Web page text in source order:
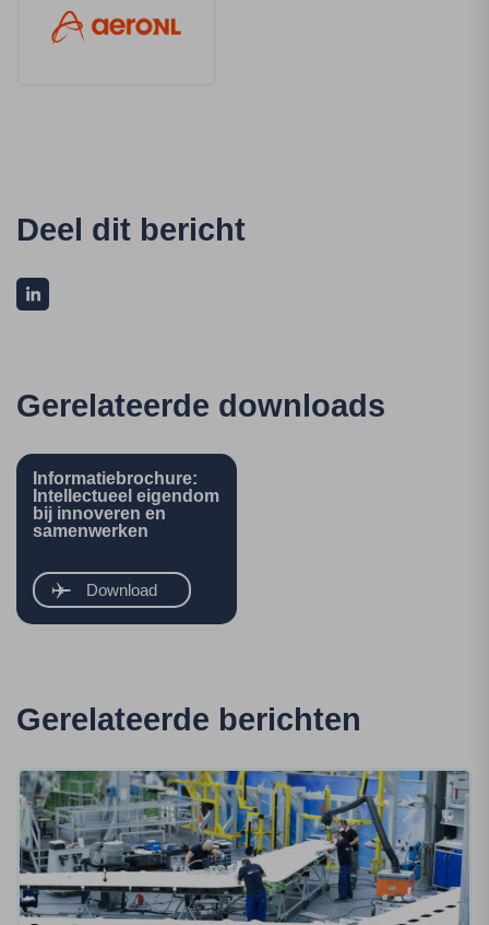
Deel dit bericht
Gerelateerde downloads
Informatiebrochure:
Intellectueel eigendom
bij innoveren en
samenwerken
Download
Gerelateerde berichten